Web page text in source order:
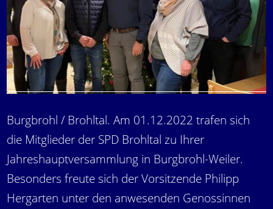
Burgbrohl / Brohltal. Am 01.12.2022 trafen sich
die Mitglieder der SPD Brohltal zu Ihrer
Jahreshauptversammlung in Burgbrohl-Weiler.
Besonders freute sich der Vorsitzende Philipp
Hergarten unter den anwesenden Genossinnen